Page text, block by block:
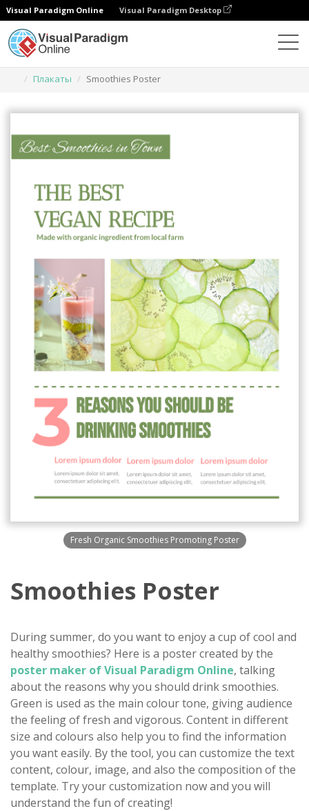
Visual Paradigm Online Visual Paradigm Desktop
Плакаты
Smoothies Poster
Fresh Organic Smoothies Promoting Poster
Smoothies Poster
During summer, do you want to enjoy a cup of cool and
healthy smoothies? Here is a poster created by the
poster maker of Visual Paradigm Online, talking
about the reasons why you should drink smoothies.
Green is used as the main colour tone, giving audience
the feeling of fresh and vigorous. Content in different
size and colours also help you to find the information
you want easily. By the tool, you can customize the text
content, colour, image, and also the composition of the
template. Try your customization now and you will
understand the fun of creating!